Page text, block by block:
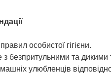
особистої гігієни.
з безпритульними та
улюбленців